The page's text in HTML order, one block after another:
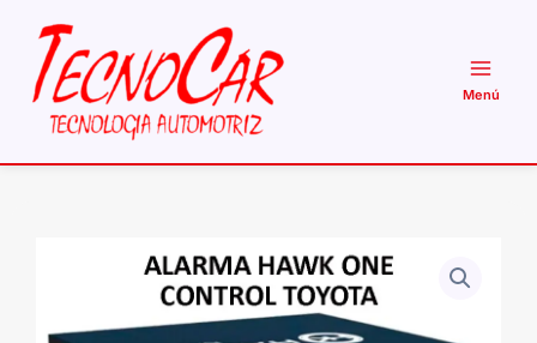
contenido
Hawk